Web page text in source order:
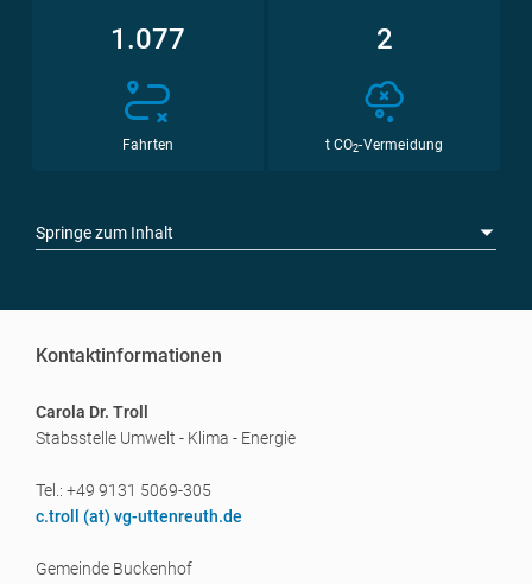
1.077
Fahrten
2
t CO2-Vermeidung
Springe zum Inhalt
Kontaktinformationen
Carola Dr. Troll
Stabsstelle Umwelt - Klima - Energie
Tel.: +49 9131 5069-305
c.troll (at) vg-uttenreuth.de
Gemeinde Buckenhof